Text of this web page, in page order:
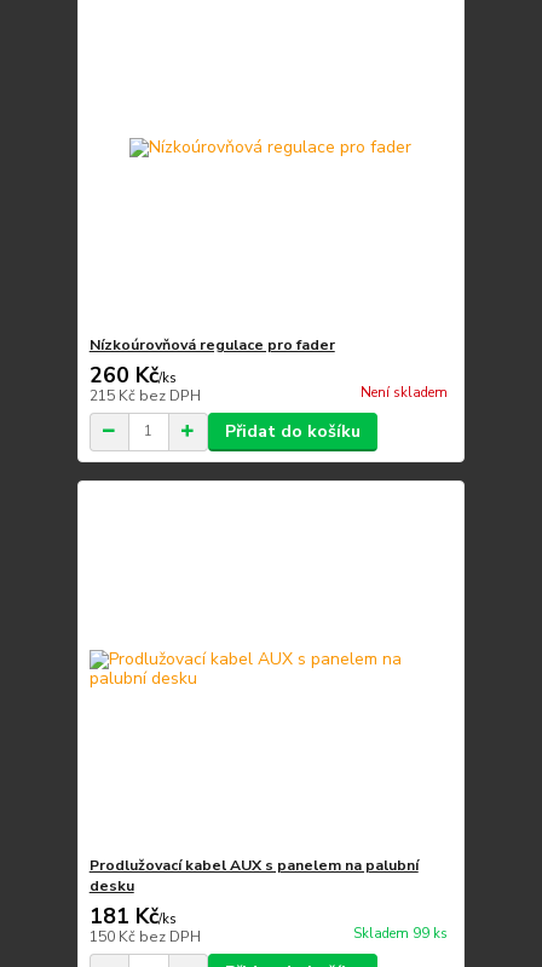
Nízkoúrovňová regulace pro fader
260 Kč/ks
215 Kč bez DPH Není skladem
Přidat do košíku
Prodlužovací kabel AUX s panelem na palubní
desku
181 Kč/ks
150 Kč bez DPH Skladem 99 ks